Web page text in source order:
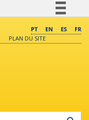
Comunica BR
PT EN ES
FR
PLAN DU SITE